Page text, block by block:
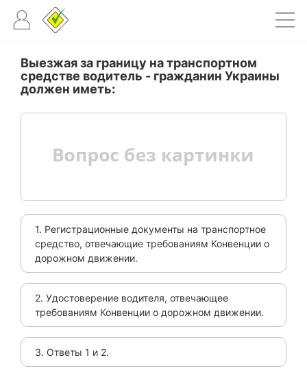
Выезжая за границу на транспортном
средстве водитель - гражданин Украины
должен иметь:
1. Регистрационные документы на транспортное
средство, отвечающие требованиям Конвенции о
дорожном движении.
2. Удостоверение водителя, отвечающее
требованиям Конвенции о дорожном движении.
3. Ответы 1 и 2.